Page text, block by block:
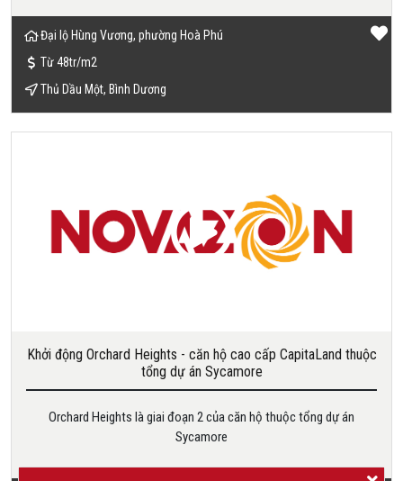
Đại lộ Hùng Vương, phường Hoà Phú
Từ 48tr/m2
Thủ Dầu Một, Bình Dương
Khởi động Orchard Heights - căn hộ cao cấp CapitaLand thuộc
tổng dự án Sycamore
Orchard Heights là giai đoạn 2 của căn hộ thuộc tổng dự án
Sycamore